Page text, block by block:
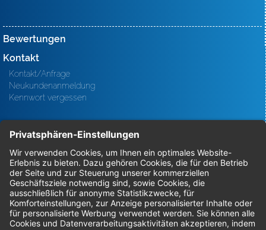
Bewertungen
Kontakt
Kontakt/Anfrage
Neukundenanmeldung
Kennwort vergessen
Bestellungen
Sendung verfolgen